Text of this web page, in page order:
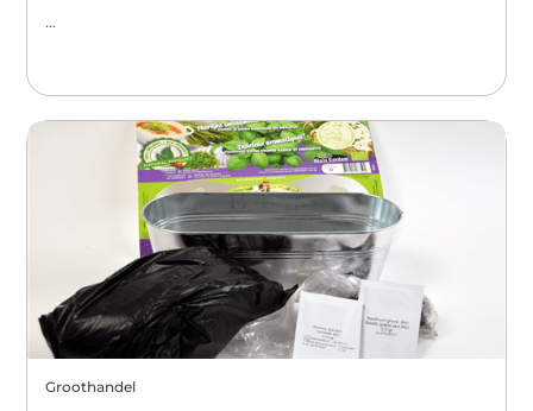
...
Groothandel